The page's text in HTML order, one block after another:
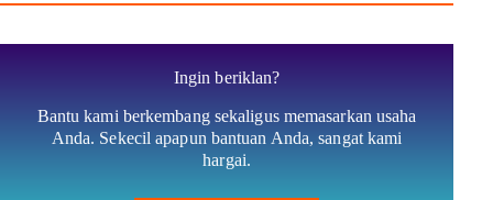
Ingin beriklan?
Bantu kami berkembang sekaligus memasarkan usaha
Anda. Sekecil apapun bantuan Anda, sangat kami
hargai.